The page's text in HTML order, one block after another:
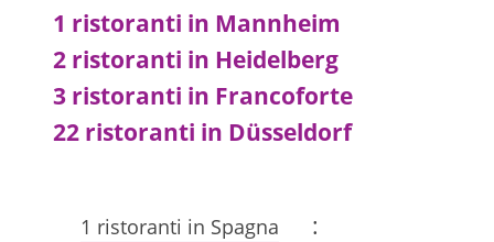
1 ristoranti in Mannheim
2 ristoranti in Heidelberg
3 ristoranti in Francoforte
22 ristoranti in Düsseldorf
1 ristoranti in Spagna :